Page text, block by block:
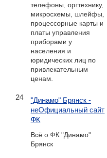
телефоны, оргтехнику,
микросхемы, шлейфы,
процессорные карты и
платы управления
приборами у
населения и
юридических лиц по
привлекательным
ценам.
24
"Динамо" Брянск -
неОфициальный сайт
ФК
Всё о ФК "Динамо"
Брянск